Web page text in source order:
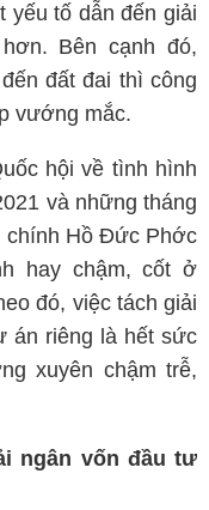
yếu tố dẫn đến giải
Bên cạnh đó,
đất đai thì công
vướng mắc.
hội về tình hình
và những tháng
chính Hồ Đức Phớc
hay chậm, cốt ở
đó, việc tách giải
án riêng là hết sức
xuyên chậm trễ,
ngân vốn đầu tư